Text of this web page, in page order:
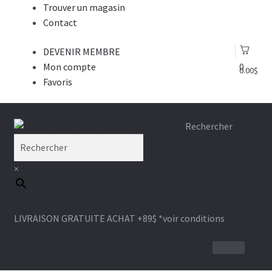
Trouver un magasin
Contact
0
0.00$
DEVENIR MEMBRE
Mon compte
Favoris
Aller
navigation
Aller
Rechercher
×
LIVRAISON GRATUITE ACHAT +89$ *voir conditions
BROSSE